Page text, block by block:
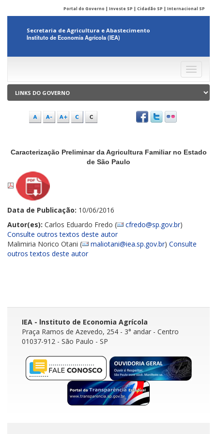
Portal do Governo | Investe SP | Cidadão SP | Internacional SP
Secretaria de Agricultura e Abastecimento
Instituto de Economia Agrícola (IEA)
Menu
Caracterização Preliminar da Agricultura Familiar no Estado
de São Paulo
Data de Publicação: 10/06/2016
Autor(es): Carlos Eduardo Fredo ( cfredo@sp.gov.br)
Consulte outros textos deste autor
Malimiria Norico Otani (
maliotani@iea.sp.gov.br) Consulte
outros textos deste autor
IEA - lnstituto de Economia Agrícola
Praça Ramos de Azevedo, 254 - 3° andar - Centro
01037-912 - São Paulo - SP